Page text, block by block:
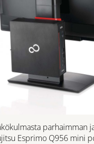
parhaimman
Esprimo Q956 mini